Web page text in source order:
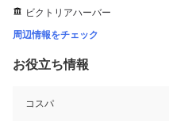
ビクトリアハーバー
周辺情報をチェック
お役立ち情報
コスパ